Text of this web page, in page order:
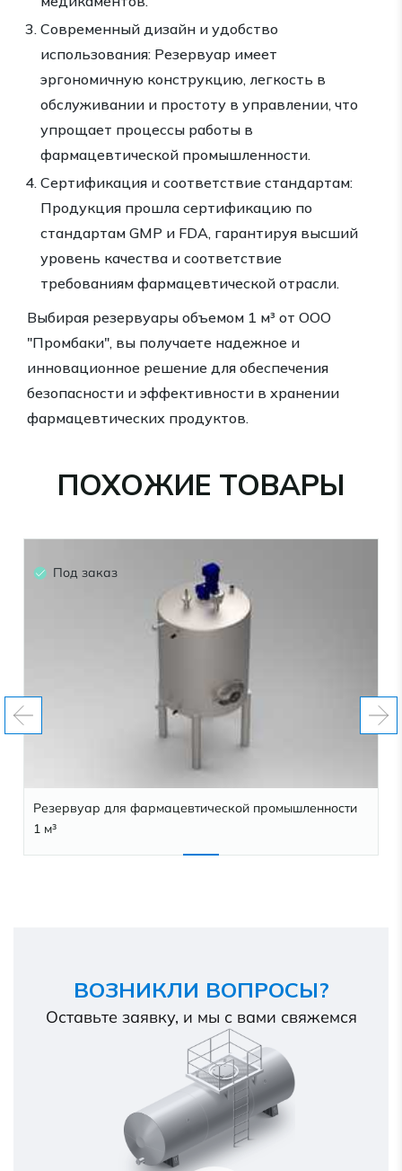
Современный дизайн и удобство
использования: Резервуар имеет
эргономичную конструкцию, легкость в
обслуживании и простоту в управлении, что
упрощает процессы работы в
фармацевтической промышленности.
Сертификация и соответствие стандартам:
Продукция прошла сертификацию по
стандартам GMP и FDA, гарантируя высший
уровень качества и соответствие
требованиям фармацевтической отрасли.
Выбирая резервуары объемом 1 м³ от ООО
"Промбаки", вы получаете надежное и
инновационное решение для обеспечения
безопасности и эффективности в хранении
фармацевтических продуктов.
ПОХОЖИЕ ТОВАРЫ
Под заказ
Резервуар для фармацевтической промышленности
1 м³
ВОЗНИКЛИ ВОПРОСЫ?
Оставьте заявку, и мы с вами свяжемся